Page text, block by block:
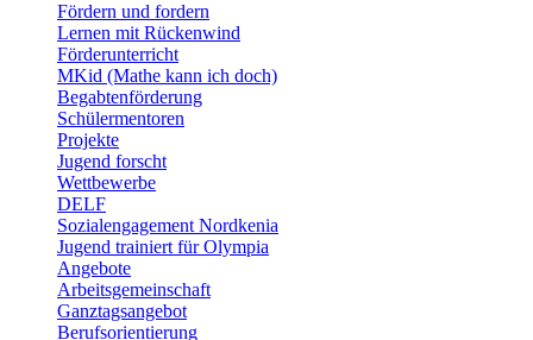
Fördern und fordern
Lernen mit Rückenwind
Förderunterricht
MKid (Mathe kann ich doch)
Begabtenförderung
Schülermentoren
Projekte
Jugend forscht
Wettbewerbe
DELF
Sozialengagement Nordkenia
Jugend trainiert für Olympia
Angebote
Arbeitsgemeinschaft
Ganztagsangebot
Berufsorientierung